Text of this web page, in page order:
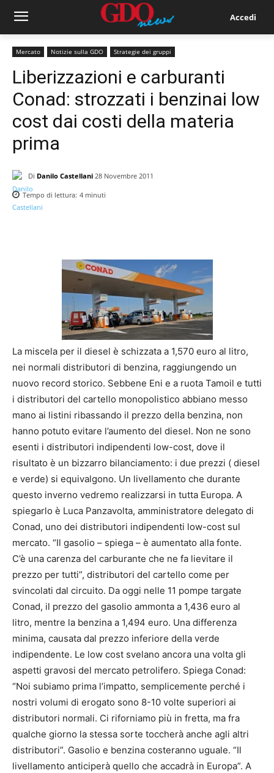
Accedi
Mercato Notizie sulla GDO Strategie dei gruppi
Liberizzazioni e carburanti
Conad: strozzati i benzinai low
cost dai costi della materia
prima
Di Danilo Castellani 28 Novembre 2011
Tempo di lettura: 4 minuti
La miscela per il diesel è schizzata a 1,570 euro al litro,
nei normali distributori di benzina, raggiungendo un
nuovo record storico. Sebbene Eni e a ruota Tamoil e tutti
i distributori del cartello monopolistico abbiano messo
mano ai listini ribassando il prezzo della benzina, non
hanno potuto evitare l’aumento del diesel. Non ne sono
esenti i distributori indipendenti low-cost, dove il
risultato è un bizzarro bilanciamento: i due prezzi ( diesel
e verde) si equivalgono. Un livellamento che durante
questo inverno vedremo realizzarsi in tutta Europa. A
spiegarlo è Luca Panzavolta, amministratore delegato di
Conad, uno dei distributori indipendenti low-cost sul
mercato. “Il gasolio – spiega – è aumentato alla fonte.
C’è una carenza del carburante che ne fa lievitare il
prezzo per tutti”, distributori del cartello come per
svincolati dal circuito. Da oggi nelle 11 pompe targate
Conad, il prezzo del gasolio ammonta a 1,436 euro al
litro, mentre la benzina a 1,494 euro. Una differenza
minima, causata dal prezzo inferiore della verde
indipendente. Le low cost svelano ancora una volta gli
aspetti gravosi del mercato petrolifero. Spiega Conad:
“Noi subiamo prima l’impatto, semplicemente perché i
nostri volumi di erogato sono 8-10 volte superiori ai
distributori normali. Ci riforniamo più in fretta, ma fra
qualche giorno la stessa sorte toccherà anche agli altri
distributori”. Gasolio e benzina costeranno uguale. “Il
livellamento anticiperà quello che accadrà in Europa”. A